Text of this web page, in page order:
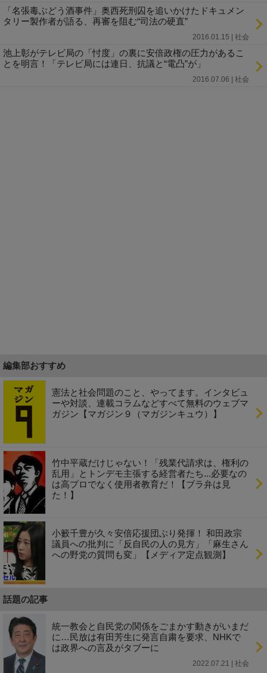
「名張毒ぶどう酒事件」奥西死刑囚を追いかけたドキュメン
タリー製作者が語る、再審を阻む“司法の硬直”
2016.01.15 | 社会
池上彰がテレビ局の「忖度」の裏に安倍政権の圧力があるこ
とを明言！「テレビ局には連日、抗議と“電凸”が」
2016.07.06 | 社会
編集部おすすめ
憲法と社会問題のこと、やってます。インタビュ
ーや対談、連載コラムなどすべて無料のウェブマ
ガジン【マガジン９（マガジンキュウ）】
竹中平蔵だけじゃない！「残業代請求は、権利の
乱用」とトンデモ主張する経営者たち...必要なの
は高プロでなく使用者教育だ！【ブラ弁は見
た！】
小籔千豊が久々安倍応援団ぶり発揮！ 和田政宗
議員への批判に「反自民の人の見方」「麻生さん
への野党の質問も変」【メディア定点観測】
話題の記事
統一教会と自民党の関係をごまかす動きがいまだ
に…民放は有田芳生に発言自粛を要求、NHKで
は政界への言及がタブーに
2022.07.21 | 社会